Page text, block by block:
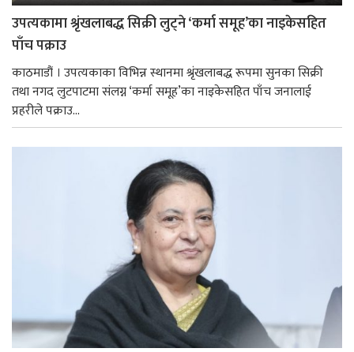
उपत्यकामा श्रृंखलाबद्ध सिक्री लुट्ने ‘कर्मा समूह’का नाइकेसहित
पाँच पक्राउ
काठमाडौं । उपत्यकाका विभिन्न स्थानमा श्रृंखलाबद्ध रूपमा सुनका सिक्री
तथा नगद लुटपाटमा संलग्न ‘कर्मा समूह’का नाइकेसहित पाँच जनालाई
प्रहरीले पक्राउ...